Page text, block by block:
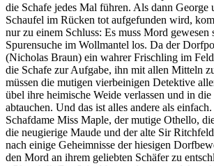
die Schafe jedes Mal führen. Als dann George
Schaufel im Rücken tot aufgefunden wird,
nur zu einem Schluss: Es muss Mord gewesen
Spurensuche im Wollmantel los. Da der
(Nicholas Braun) ein wahrer Frischling im Feld
die Schafe zur Aufgabe, ihn mit allen Mitteln
müssen die mutigen vierbeinigen Detektive
übel ihre heimische Weide verlassen und in
abtauchen. Und das ist alles andere als
Schafdame Miss Maple, der mutige Othello,
die neugierige Maude und der alte Sir
nach einige Geheimnisse der hiesigen
den Mord an ihrem geliebten Schäfer zu